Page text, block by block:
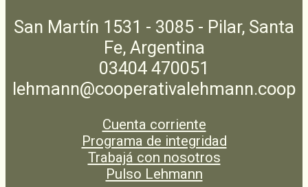
San Martín 1531 - 3085 - Pilar, Santa
Fe, Argentina
03404 470051
lehmann@cooperativalehmann.coop
Cuenta corriente
Programa de integridad
Trabajá con nosotros
Pulso Lehmann